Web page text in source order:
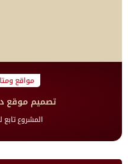
مواقع
تصميم موقع
المشروع